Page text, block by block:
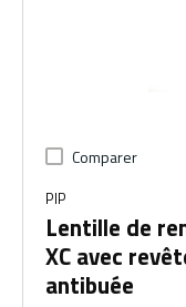
Comparer
PIP
Lentille de
XC avec
antibuée